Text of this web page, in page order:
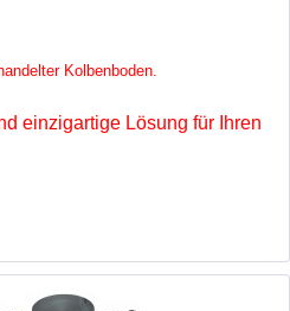
Kolbenboden.
einzigartige Lösung für Ihren